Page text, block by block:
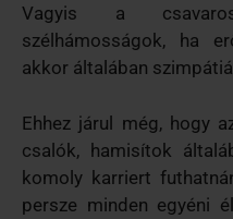
Vagyis a
szélhámosságok, ha
akkor általában
Ehhez járul még, hogy
csalók, hamisítok
komoly karriert
persze minden egyéni